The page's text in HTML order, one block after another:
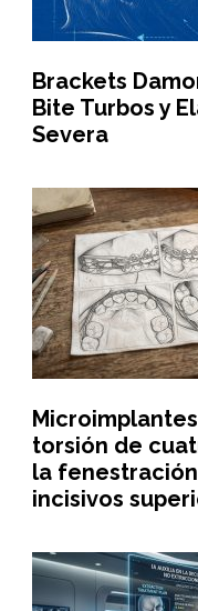
Brackets
Bite Turbos y
Severa
torsión de
la
incisivos